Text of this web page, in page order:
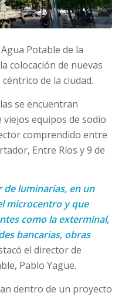
Potable de la
colocación de nuevas
de la ciudad.
se encuentran
equipos de sodio
comprendido entre
Entre Ríos y 9 de
de luminarias, en un
microcentro y que
como la exterminal,
bancarias, obras
el director de
Pablo Yagüe.
dentro de un proyecto